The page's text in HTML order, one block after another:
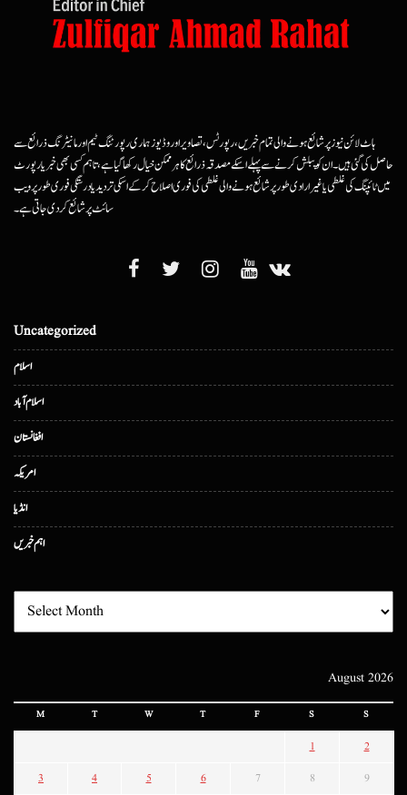
ہاٹ لائن نیوز پر شائع ہونے والی تمام خبریں، رپورٹس، تصاویر اور وڈیوز ہماری رپورٹنگ ٹیم اور مانیٹرنگ ذرائع سے
حاصل کی گئی ہیں۔ ان کو پبلش کرنے سے پہلے اسکے مصدقہ ذرائع کا ہرممکن خیال رکھا گیا ہے، تاہم کسی بھی خبر یا رپورٹ
میں ٹائپنگ کی غلطی یا غیرارادی طور پر شائع ہونے والی غلطی کی فوری اصلاح کرکے اسکی تردید یا درستگی فوری طور پر ویب
سائٹ پر شائع کردی جاتی ہے۔
Uncategorized
اسلام
اسلام آباد
افغانستان
امریکہ
انڈیا
اہم خبریں
August 2026
M T W T F S S
1 2
3 4 5 6 7 8 9